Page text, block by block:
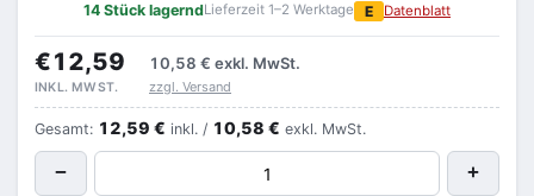
14 Stück lagerndLieferzeit 1–2 Werktage E Datenblatt
€12,59 10,58 € exkl. MwSt.
INKL. MWST. zzgl. Versand
Gesamt: 12,59 € inkl. / 10,58 € exkl. MwSt.
− +